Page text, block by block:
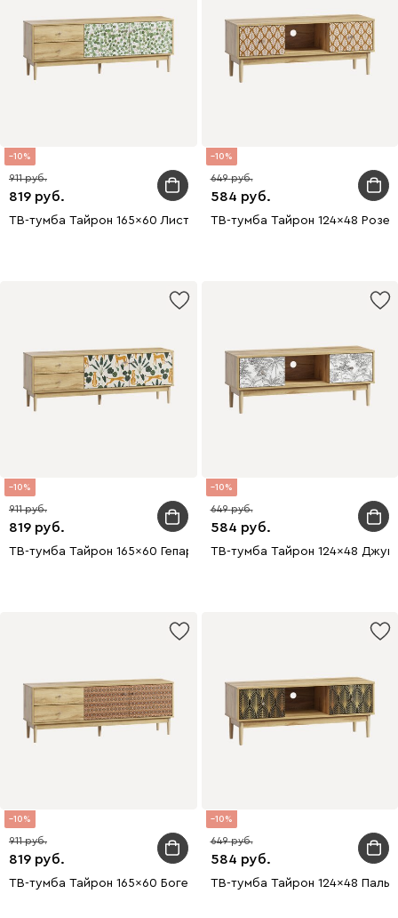
10
819
911
ТВ-тумба Тайрон 165x60 Листва
10
584
649
ТВ-тумба Тайрон 124x48
10
819
911
ТВ-тумба Тайрон 165x60 Гепард
10
584
649
ТВ-тумба Тайрон 124x48
10
819
911
ТВ-тумба Тайрон 165x60 Богема
10
584
649
ТВ-тумба Тайрон 124x48